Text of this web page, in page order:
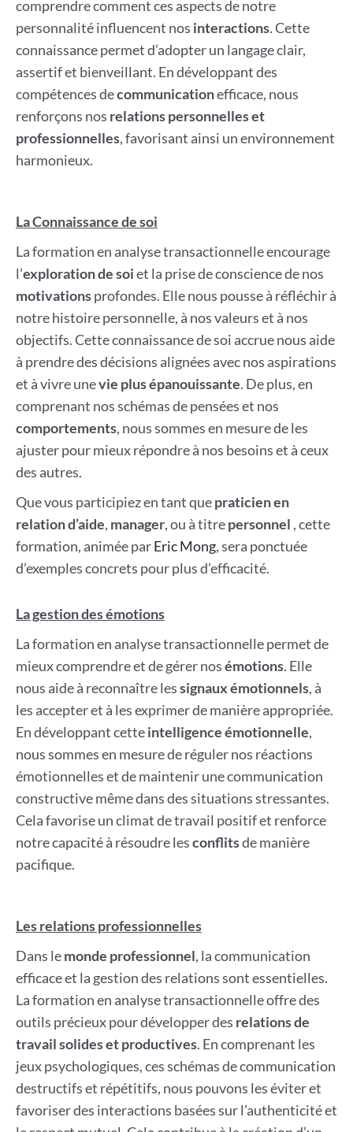
comprendre comment ces aspects de notre
personnalité influencent nos interactions. Cette
connaissance permet d’adopter un langage clair,
assertif et bienveillant. En développant des
compétences decommunicationefficace, nous
renforçons nos relations personnelles et
professionnelles, favorisant ainsi un environnement
harmonieux.
La Connaissance de soi
La formation en analyse transactionnelle encourage
l’exploration de soiet la prise de conscience de nos
motivationsprofondes. Elle nous pousse à réfléchir à
notre histoire personnelle, à nos valeurs et à nos
objectifs. Cette connaissance de soi accrue nous aide
à prendre des décisions alignées avec nos aspirations
et à vivre unevie plus épanouissante. De plus, en
comprenant nos schémas de pensées et nos
comportements, nous sommes en mesure de les
ajuster pour mieux répondre à nos besoins et à ceux
des autres.
Que vous participiez en tant quepraticien en
relation d’aide, manager, ou à titrepersonnel , cette
formation, animée parEric Mong, sera ponctuée
d’exemples concrets pour plus d’efficacité.
La gestion des émotions
La formation en analyse transactionnelle permet de
mieux comprendre et de gérer nosémotions. Elle
nous aide à reconnaître lessignaux émotionnels, à
les accepter et à les exprimer de manière appropriée.
En développant cetteintelligence émotionnelle,
nous sommes en mesure de réguler nos réactions
émotionnelles et de maintenir une communication
constructive même dans des situations stressantes.
Cela favorise un climat de travail positif et renforce
notre capacité à résoudre lesconflitsde manière
pacifique.
Les relations professionnelles
Dans lemonde professionnel, la communication
efficace et la gestion des relations sont essentielles.
La formation en analyse transactionnelle offre des
outils précieux pour développer des relations de
travail solides et productives. En comprenant les
jeux psychologiques, ces schémas de communication
destructifs et répétitifs, nous pouvons les éviter et
favoriser des interactions basées sur l’authenticité et